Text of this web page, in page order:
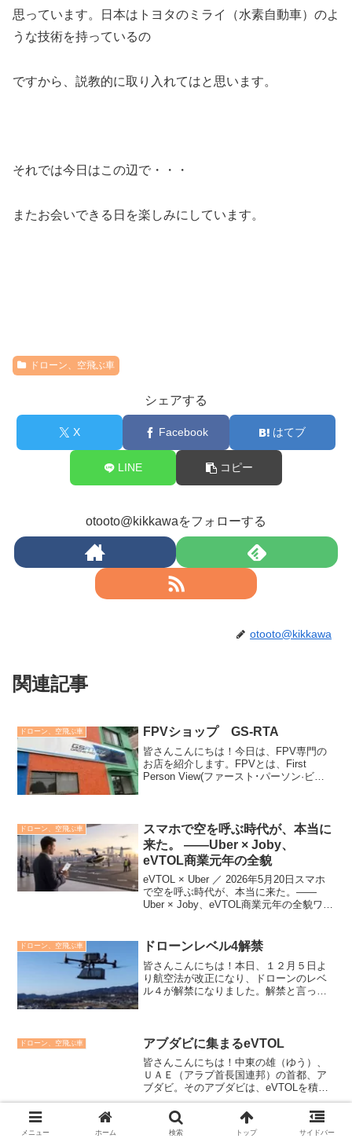
思っています。日本はトヨタのミライ（水素自動車）のよ
うな技術を持っているの
ですから、説教的に取り入れてはと思います。
それでは今日はこの辺で・・・
またお会いできる日を楽しみにしています。
ドローン、空飛ぶ車
シェアする
X Facebook はてブ
LINE コピー
otooto@kikkawaをフォローする
otooto@kikkawa
関連記事
ドローン、空飛ぶ車 FPVショップ GS-RTA
皆さんこんにちは！今日は、FPV専門の
お店を紹介します。FPVとは、First
Person View(ファースト･パーソン·ビュ
ドローン、空飛ぶ車
スマホで空を呼ぶ時代が、本当に
来た。 ——Uber × Joby、
eVTOL商業元年の全貌
eVTOL × Uber ／ 2026年5月20日スマホ
で空を呼ぶ時代が、本当に来た。——
Uber × Joby、eVTOL商業元年の全貌ワン
償飛行、NY...
ドローン、空飛ぶ車 ドローンレベル4解禁
皆さんこんにちは！本日、１２月５日よ
り航空法が改正になり、ドローンのレベ
ル４が解禁になりました。解禁と言って
は？２０２２年１２月５日...
ドローン、空飛ぶ車 アブダビに集まるeVTOL
皆さんこんにちは！中東の雄（ゆう）、
ＵＡＥ（アラブ首長国連邦）の首都、ア
ブダビ。そのアブダビは、eVTOLを積極
的に誘致しています。どうしてアブダビ
なのか？Joby、アブダビと協力して「電
動エアタクシーエコシステムの確立」を
目指す(クレジッ...
ドローン、空飛ぶ車
eVTOLリーダーは成熟してい
メニュー ホーム 検索 トップ サイドバー